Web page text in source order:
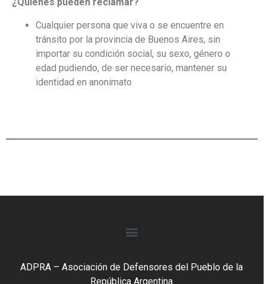
Cualquier persona que viva o se encuentre en
tránsito por la provincia de Buenos Aires, sin
importar su condición social, su sexo, género o
edad pudiendo, de ser necesario, mantener su
identidad en anonimato
ADPRA – Asociación de Defensores del Pueblo de la
República Argentina